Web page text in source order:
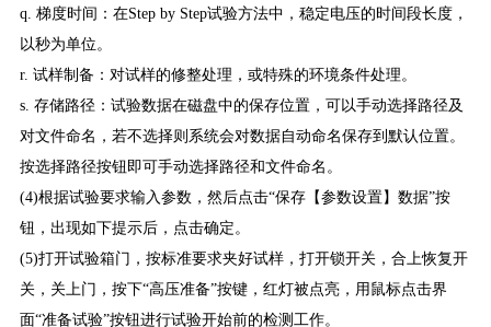
q. 梯度时间：在Step by Step试验方法中，稳定电压的时间段长度，
以秒为单位。
r. 试样制备：对试样的修整处理，或特殊的环境条件处理。
s. 存储路径：试验数据在磁盘中的保存位置，可以手动选择路径及
对文件命名，若不选择则系统会对数据自动命名保存到默认位置。
按选择路径按钮即可手动选择路径和文件命名。
(4)根据试验要求输入参数，然后点击“保存【参数设置】数据”按
钮，出现如下提示后，点击确定。
(5)打开试验箱门，按标准要求夹好试样，打开锁开关，合上恢复开
关，关上门，按下“高压准备”按键，红灯被点亮，用鼠标点击界
面“准备试验”按钮进行试验开始前的检测工作。